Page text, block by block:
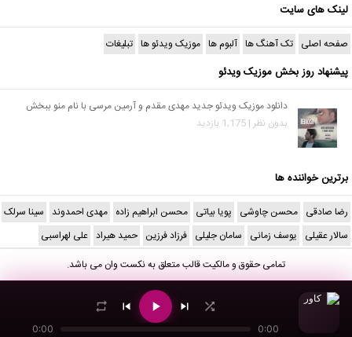
0:00
0:00
لینک های سایت
صفحه اصلی تک آهنگ ها آلبوم ها موزیک ویدئو ها تبلیغات
پیشنهاد روز بخش موزیک ویدئو
دانلود موزیک ویدئو جدید مهدی مقدم و آرمین مرسی با نام منو ببخش
بدون نظر | 1,175 بازدید
برترین خواننده ها
رضا صادقی محسن چاوشی پویا بیاتی محسن ابراهیم زاده مهدی احمدوند سینا سرلک
سالار عقیلی یوسف زمانی سامان جلیلی فرزاد فرزین حمید هیراد علی لهراسبی
تمامی حقوق و مالکیت قالب متعلق بهنکست وانمی باشد.